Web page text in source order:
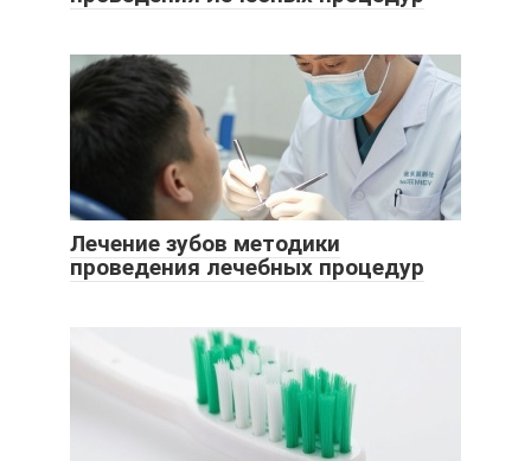
Лечение зубов методики
проведения лечебных процедур